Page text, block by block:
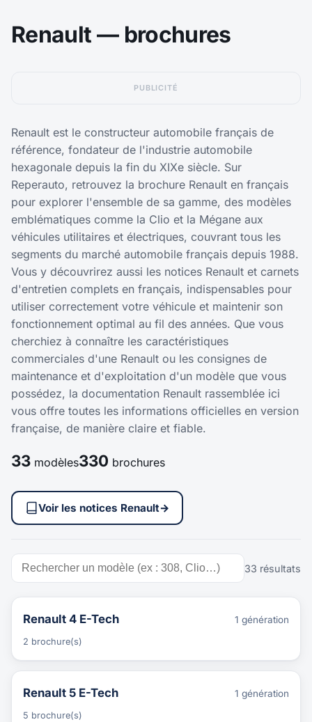
Renault — brochures
PUBLICITÉ
Renault est le constructeur automobile français de
référence, fondateur de l'industrie automobile
hexagonale depuis la fin du XIXe siècle. Sur
Reperauto, retrouvez la brochure Renault en français
pour explorer l'ensemble de sa gamme, des modèles
emblématiques comme la Clio et la Mégane aux
véhicules utilitaires et électriques, couvrant tous les
segments du marché automobile français depuis 1988.
Vous y découvrirez aussi les notices Renault et carnets
d'entretien complets en français, indispensables pour
utiliser correctement votre véhicule et maintenir son
fonctionnement optimal au fil des années. Que vous
cherchiez à connaître les caractéristiques
commerciales d'une Renault ou les consignes de
maintenance et d'exploitation d'un modèle que vous
possédez, la documentation Renault rassemblée ici
vous offre toutes les informations officielles en version
française, de manière claire et fiable.
33 modèles330 brochures
Voir les notices Renault→
33 résultats
Renault 4 E-Tech 1 génération
2 brochure(s)
Renault 5 E-Tech 1 génération
5 brochure(s)